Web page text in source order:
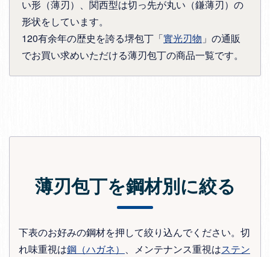
い形（薄刃）、関西型は切っ先が丸い（鎌薄刃）の
形状をしています。
120有余年の歴史を誇る堺包丁「實光刃物 」の通販
でお買い求めいただける薄刃包丁の商品一覧です。
薄刃包丁を鋼材別に絞る
下表のお好みの鋼材を押して絞り込んでください。切
れ味重視は鋼（ハガネ） 、メンテナンス重視はステン